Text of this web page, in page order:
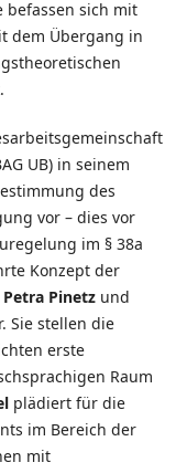
befassen sich mit
dem Übergang in
UB) in seinem
des
vor – dies vor
im § 38a
Konzept der
Petra Pinetzund
Sie stellen die
erste
Raum
plädiert für die
im Bereich der
mit